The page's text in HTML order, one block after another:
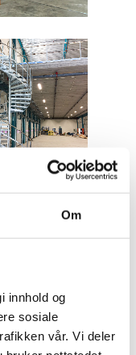
Om
innhold og
sosiale
vår. Vi deler